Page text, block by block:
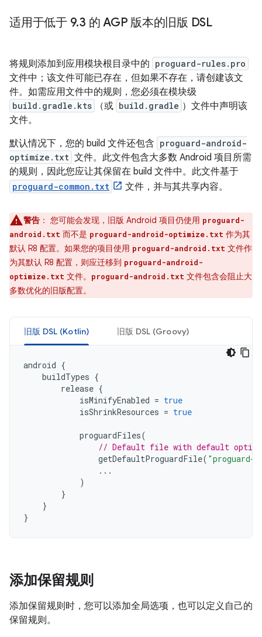
适用于低于 9.3 的 AGP 版本的旧版 DSL
将规则添加到应用模块根目录中的 proguard-rules.pro
文件中；该文件可能已存在，但如果不存在，请创建该文
件。如需应用文件中的规则，您必须在模块级
build.gradle.kts （或 build.gradle ）文件中声明该
文件。
默认情况下，您的 build 文件还包含 proguard-android-
optimize.txt 文件。此文件包含大多数 Android 项目所需
的规则，因此您应让其保留在 build 文件中。此文件基于
proguard-common.txt 文件，并与其共享内容。
警告 ： 您可能会发现，旧版 Android 项目仍使用 proguard-
android.txt 而不是 proguard-android-optimize.txt 作为其
默认 R8 配置。如果您的项目使用 proguard-android.txt 文件作
为其默认 R8 配置，则应迁移到 proguard-android-
optimize.txt 文件。 proguard-android.txt 文件包含会阻止大
多数优化的旧版配置。
旧版 DSL (Kotlin) 旧版 DSL (Groovy)
android {
buildTypes {
release {
isMinifyEnabled = true
isShrinkResources = true
proguardFiles(
// Default file with default
getDefaultProguardFile( "proguard-
...
)
}
}
}
添加保留规则
添加保留规则时，您可以添加全局选项，也可以定义自己的
保留规则。